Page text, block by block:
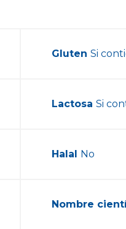
Gluten Si
Lactosa Si
Halal No
Nombre